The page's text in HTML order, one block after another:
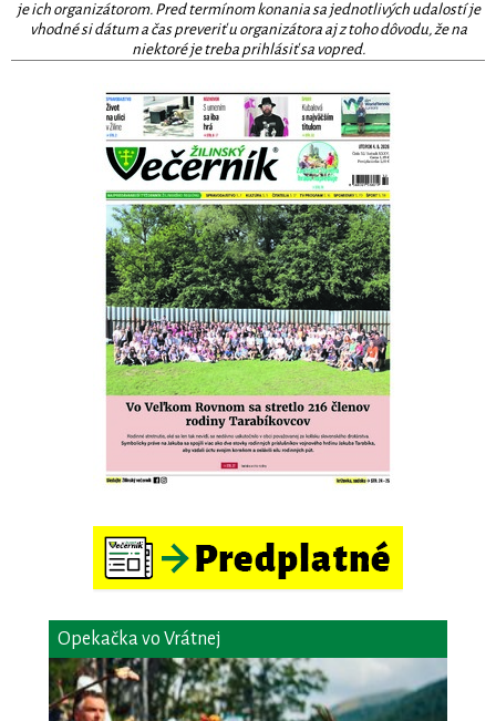
je ich organizátorom. Pred termínom konania sa jednotlivých udalostí je
vhodné si dátum a čas preveriť u organizátora aj z toho dôvodu, že na
niektoré je treba prihlásiť sa vopred.
Opekačka vo Vrátnej